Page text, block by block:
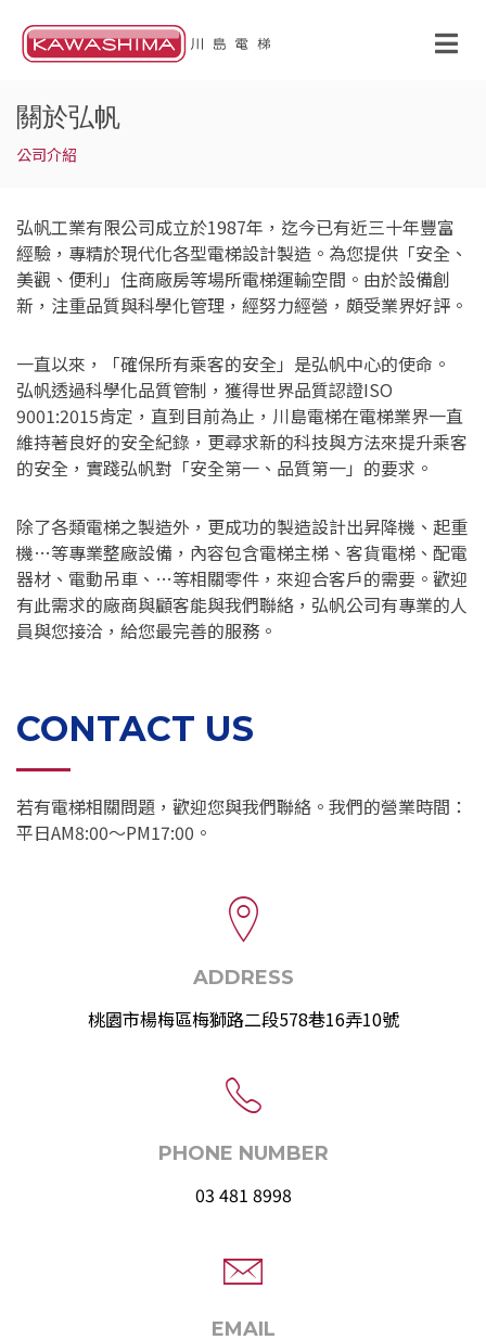
關於弘帆
公司介紹
弘帆工業有限公司成立於1987年，迄今已有近三十年豐富
經驗，專精於現代化各型電梯設計製造。為您提供「安全、
美觀、便利」住商廠房等場所電梯運輸空間。由於設備創
新，注重品質與科學化管理，經努力經營，頗受業界好評。
一直以來，「確保所有乘客的安全」是弘帆中心的使命。
弘帆透過科學化品質管制，獲得世界品質認證ISO
9001:2015肯定，直到目前為止，川島電梯在電梯業界一直
維持著良好的安全紀錄，更尋求新的科技與方法來提升乘客
的安全，實踐弘帆對「安全第一、品質第一」的要求。
除了各類電梯之製造外，更成功的製造設計出昇降機、起重
機…等專業整廠設備，內容包含電梯主梯、客貨電梯、配電
器材、電動吊車、…等相關零件，來迎合客戶的需要。歡迎
有此需求的廠商與顧客能與我們聯絡，弘帆公司有專業的人
員與您接洽，給您最完善的服務。
CONTACT US
若有電梯相關問題，歡迎您與我們聯絡。我們的營業時間：
平日AM8:00～PM17:00。
ADDRESS
桃園市楊梅區梅獅路二段578巷16弄10號
PHONE NUMBER
03 481 8998
EMAIL